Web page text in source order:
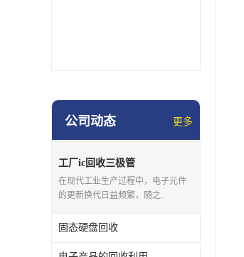
公司动态 更多
工厂ic回收三极管
在现代工业生产过程中，电子元件
的更新换代日益频繁，随之..
固态硬盘回收